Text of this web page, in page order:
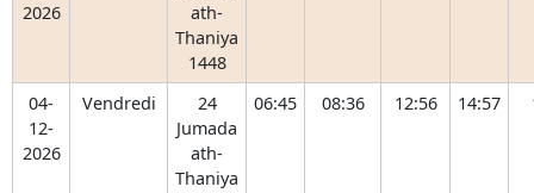
2026
ath-
Thaniya
1448
04-
12-
2026
Vendredi
24
Jumada
ath-
Thaniya
06:45 08:36 12:56 14:57